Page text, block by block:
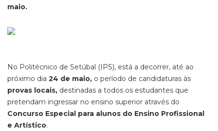
maio.
No Politécnico de Setúbal (IPS), está a decorrer, até ao
próximo dia 24 de maio, o período de candidaturas às
provas locais, destinadas a todos os estudantes que
pretendam ingressar no ensino superior através do
Concurso Especial para alunos do Ensino Profissional
e Artístico.